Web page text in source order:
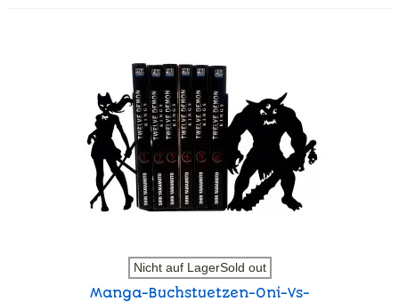
Nicht auf LagerSold out
Manga-Buchstuetzen-Oni-Vs-